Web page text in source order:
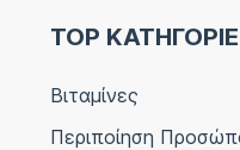
TOP
Βιταμίνες
Περιποίηση